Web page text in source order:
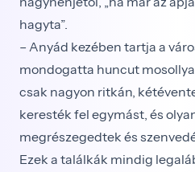
hagyta”.
– Anyád kezében tartja a
mondogatta huncut
csak nagyon ritkán,
keresték fel egymást, és
megrészegedtek és
Ezek a találkák mindig